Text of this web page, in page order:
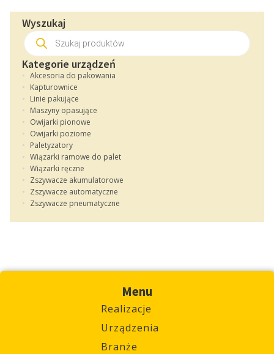
Wyszukaj
Wyszukiwarka
produktów
Kategorie urządzeń
Akcesoria do pakowania
Kapturownice
Linie pakujące
Maszyny opasujące
Owijarki pionowe
Owijarki poziome
Paletyzatory
Wiązarki ramowe do palet
Wiązarki ręczne
Zszywacze akumulatorowe
Zszywacze automatyczne
Zszywacze pneumatyczne
Menu
Realizacje
Urządzenia
Branże